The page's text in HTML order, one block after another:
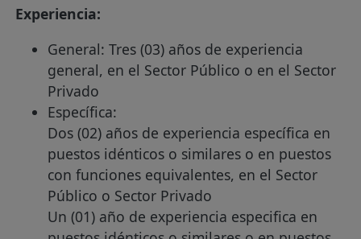
Experiencia:
General: Tres (03) años de experiencia
general, en el Sector Público o en el Sector
Privado
Específica:
Dos (02) años de experiencia específica en
puestos idénticos o similares o en puestos
con funciones equivalentes, en el Sector
Público o Sector Privado
Un (01) año de experiencia especifica en